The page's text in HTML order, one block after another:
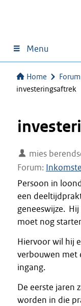
Menu
Home Forum
investeringsaftrek
mies
Forum:
Persoon in
een
geneeswijze.
moet nog
Hiervoor wil hij
verbouwen met
ingang.
De eerste jaren
worden in die